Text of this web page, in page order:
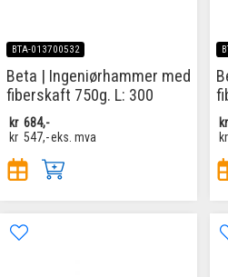
BTA-013700532
Beta | Ingeniørhammer med
fiberskaft 750g. L: 300
kr 684,-
kr 547,-eks. mva
kr
kr